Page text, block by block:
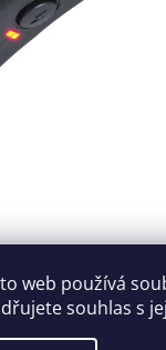
web používá
souhlas s